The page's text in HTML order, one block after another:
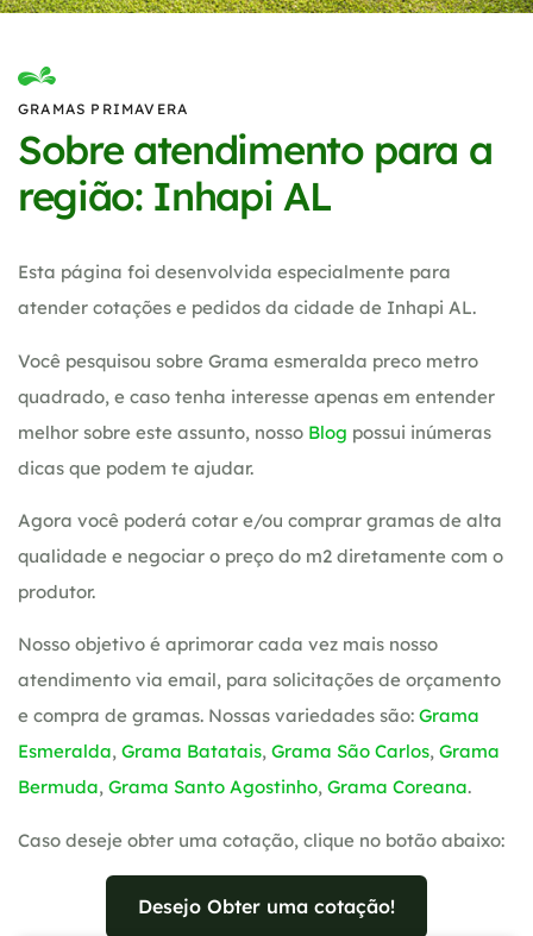
GRAMAS PRIMAVERA
Sobre atendimento para a
região: Inhapi AL
Esta página foi desenvolvida especialmente para
atender cotações e pedidos da cidade de Inhapi AL.
Você pesquisou sobre Grama esmeralda preco metro
quadrado, e caso tenha interesse apenas em entender
melhor sobre este assunto, nosso Blog possui inúmeras
dicas que podem te ajudar.
Agora você poderá cotar e/ou comprar gramas de alta
qualidade e negociar o preço do m2 diretamente com o
produtor.
Nosso objetivo é aprimorar cada vez mais nosso
atendimento via email, para solicitações de orçamento
e compra de gramas. Nossas variedades são: Grama
Esmeralda, Grama Batatais, Grama São Carlos, Grama
Bermuda, Grama Santo Agostinho, Grama Coreana.
Caso deseje obter uma cotação, clique no botão abaixo:
Desejo Obter uma cotação!